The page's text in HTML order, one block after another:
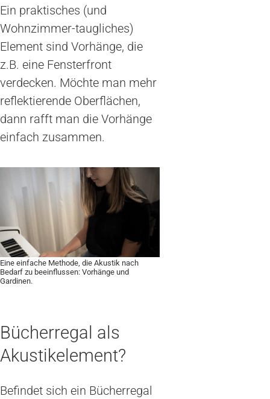
Ein praktisches (und
Wohnzimmer-taugliches)
Element sind Vorhänge, die
z.B. eine Fensterfront
verdecken. Möchte man mehr
reflektierende Oberflächen,
dann rafft man die Vorhänge
einfach zusammen.
Eine einfache Methode, die Akustik nach
Bedarf zu beeinflussen: Vorhänge und
Gardinen.
Bücherregal als
Akustikelement?
Befindet sich ein Bücherregal